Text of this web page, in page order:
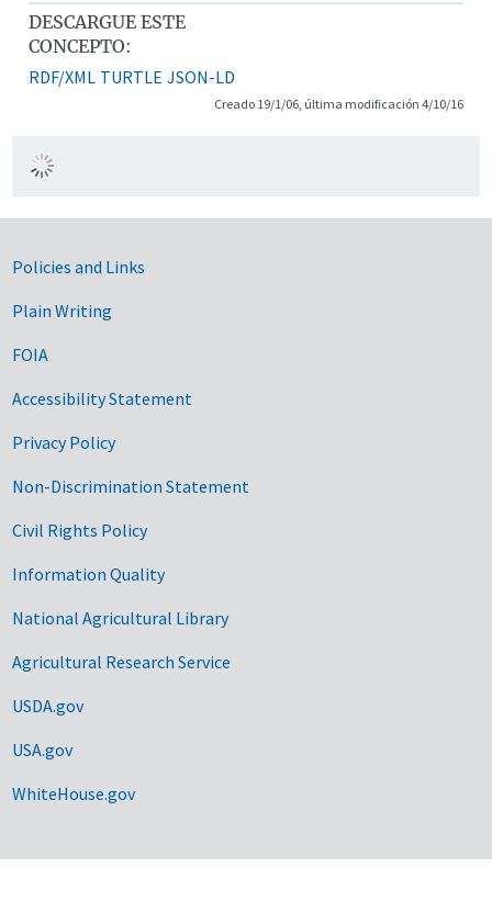
DESCARGUE ESTE
CONCEPTO:
RDF/XML TURTLE JSON-LD
Creado 19/1/06, última modificación 4/10/16
Government Links
Policies and Links
Plain Writing
FOIA
Accessibility Statement
Privacy Policy
Non-Discrimination Statement
Civil Rights Policy
Information Quality
National Agricultural Library
Agricultural Research Service
USDA.gov
USA.gov
WhiteHouse.gov